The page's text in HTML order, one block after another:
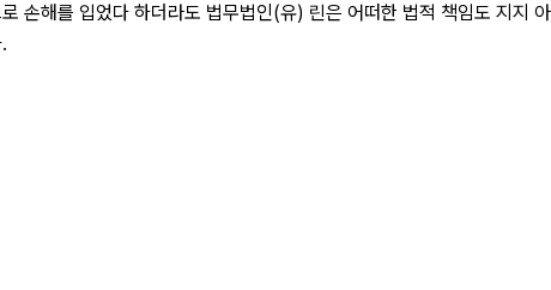
손해를 입었다 하더라도 법무법인(유) 린은 어떠한 법적 책임도 지지